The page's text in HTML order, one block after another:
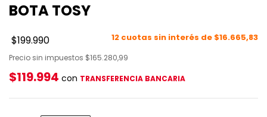
BOTA TOSY
$199.990 12 cuotas sin interés de $16.665,83
Precio sin impuestos $165.280,99
$119.994 con TRANSFERENCIA BANCARIA